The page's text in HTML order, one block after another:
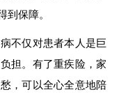
到保障。
不仅对患者本人是巨
担。有了重疾险，家
，可以全心全意地陪